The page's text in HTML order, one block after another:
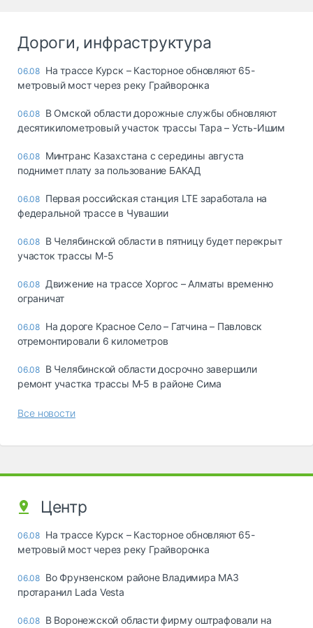
Дороги, инфраструктура
06.08 На трассе Курск – Касторное обновляют 65-
метровый мост через реку Грайворонка
06.08 В Омской области дорожные службы обновляют
десятикилометровый участок трассы Тара – Усть-Ишим
06.08 Минтранс Казахстана с середины августа
поднимет плату за пользование БАКАД
06.08 Первая российская станция LTE заработала на
федеральной трассе в Чувашии
06.08 В Челябинской области в пятницу будет перекрыт
участок трассы М-5
06.08 Движение на трассе Хоргос – Алматы временно
ограничат
06.08 На дороге Красное Село – Гатчина – Павловск
отремонтировали 6 километров
06.08 В Челябинской области досрочно завершили
ремонт участка трассы М‑5 в районе Сима
Все новости
Центр
06.08 На трассе Курск – Касторное обновляют 65-
метровый мост через реку Грайворонка
06.08 Во Фрунзенском районе Владимира МАЗ
протаранил Lada Vesta
06.08 В Воронежской области фирму оштрафовали на